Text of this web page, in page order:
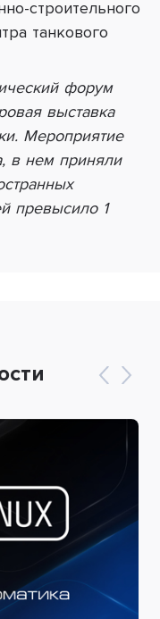
строительного
танкового
форум
выставка
. Мероприятие
в нем приняли
превысило 1